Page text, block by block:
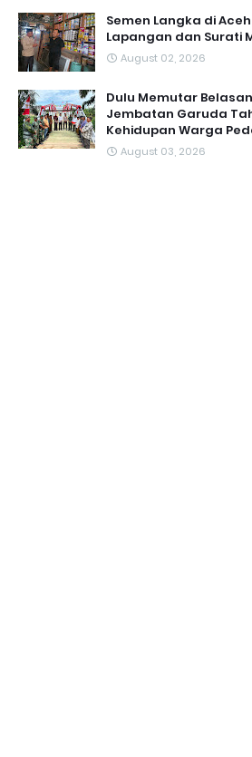
Semen Langka di
Lapangan dan Surati
August 02, 2026
Dulu Memutar
Jembatan Garuda
Kehidupan Warga
August 03, 2026